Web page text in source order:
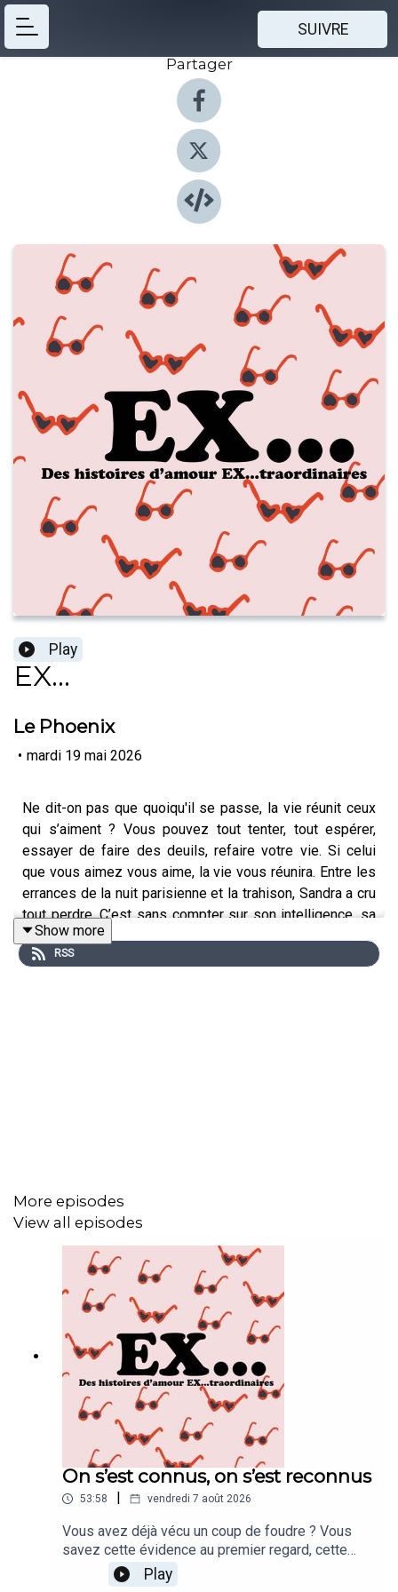
SUIVRE
Partager
Play
EX...
Le Phoenix
• mardi 19 mai 2026
Ne dit-on pas que quoiqu'il se passe, la vie réunit ceux
qui s’aiment ? Vous pouvez tout tenter, tout espérer,
essayer de faire des deuils, refaire votre vie. Si celui
que vous aimez vous aime, la vie vous réunira. Entre les
errances de la nuit parisienne et la trahison, Sandra a cru
tout perdre. C’est sans compter sur son intelligence, sa
force de vie, et surtout la force de l’amour extraordinaire
de Tomer pour elle. Un amour qui peut certes se mettre
Show more
RSS
More episodes
View all episodes
On s’est connus, on s’est reconnus
53:58 vendredi 7 août 2026
Vous avez déjà vécu un coup de foudre ? Vous
savez cette évidence au premier regard, cette
sensation de familiarité, de s’être toujours connus
? Mais attention Marion vous le dira mieux que
Play